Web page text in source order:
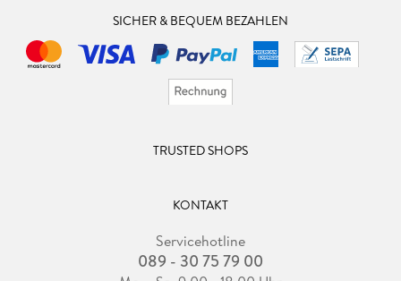
SICHER & BEQUEM BEZAHLEN
TRUSTED SHOPS
KONTAKT
Servicehotline
089 - 30 75 79 00